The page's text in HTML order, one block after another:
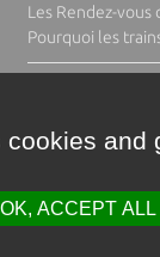
Les Rendez-vous
Pourquoi les
and
OK, ACCEPT ALL